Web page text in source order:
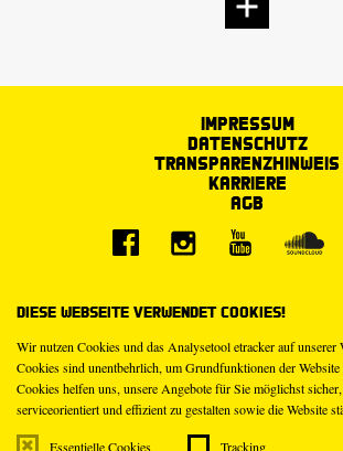
Diese Webseite verwendet Cookies!
Wir nutzen Cookies und das Analysetool etracker auf unserer
Cookies sind unentbehrlich, um Grundfunktionen der
Cookies helfen uns, unsere Angebote für Sie möglichst
serviceorientiert und effizient zu gestalten sowie die Website
Essentielle Cookies Tracking
Impressum
Datenschutz
Transparenzhinweis
Karriere
AGB